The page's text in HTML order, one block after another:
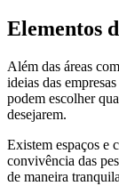
Elementos
Além das áreas
ideias das
podem escolher
desejarem.
Existem espaços e
convivência das
de maneira